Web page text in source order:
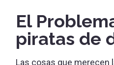
El
piratas de
Las cosas que merecen